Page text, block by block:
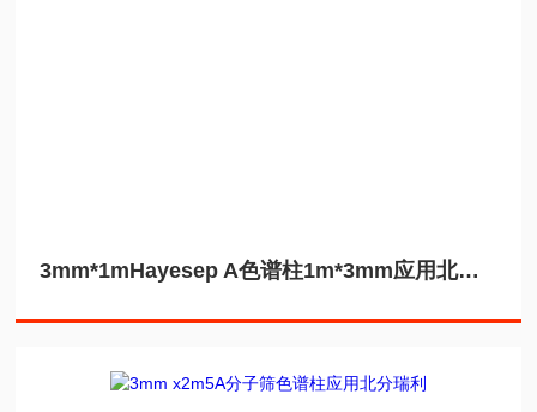
3mm*1mHayesep A色谱柱1m*3mm应用北分瑞利